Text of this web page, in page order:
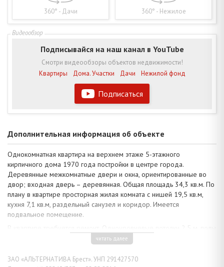
360° - Дачи 360° - Нежилое
Подписаться
Подписывайся на наш канал в YouTube
Смотри видеообзоры объектов недвижимости!
Квартиры
Дома. Участки Дачи Нежилой фонд
Дополнительная информация об объекте
Однокомнатная квартира на верхнем этаже 5-этажного
кирпичного дома 1970 года постройки в центре города.
Деревянные межкомнатные двери и окна, ориентированные во
двор; входная дверь – деревянная. Общая площадь 34,3 кв.м. По
плану в квартире просторная жилая комната с нишей 19,5 кв.м,
кухня 7,1 кв.м, раздельный санузел и коридор. Имеется
подвальное помещение.
- окрашенная доска, стены частично окрашены. Ванная комната
шкафчики остаются в квартире. Домофонная система, телефон.
читать далее
ЗАО «АЛЬТЕРНАТИВА Брест». УНП 291427570